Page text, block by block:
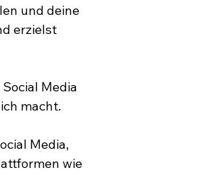
und deine
erzielst
Media
macht.
Media,
wie